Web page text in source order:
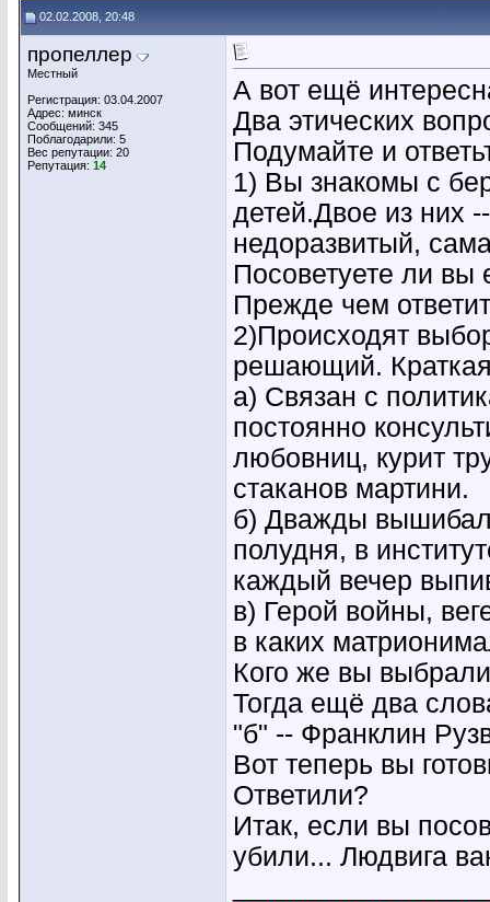
02.02.2008, 20:48
пропеллер
Местный
Регистрация: 03.04.2007
Адрес: минск
Сообщений: 345
Поблагодарили: 5
Вес репутации: 20
Репутация: 14
А вот ещё
Два этических
Подумайте и
1) Вы знакомы с
детей.Двое из них
недоразвитый,
Посоветуете ли вы
Прежде чем
2)Происходят
решающий. Краткая
а) Связан с
постоянно
любовниц, курит
стаканов мартини.
б) Дважды
полудня, в
каждый вечер
в) Герой войны,
в каких
Кого же вы
Тогда ещё два
"б" -- Франклин
Вот теперь вы
Ответили?
Итак, если вы
убили... Людвига